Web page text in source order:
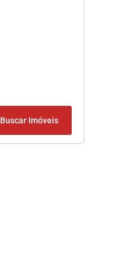
Buscar Imóveis